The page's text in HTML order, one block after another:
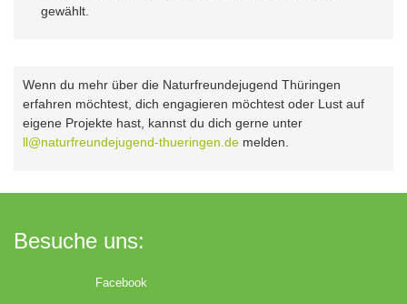
gewählt.
Wenn du mehr über die Naturfreundejugend Thüringen
erfahren möchtest, dich engagieren möchtest oder Lust auf
eigene Projekte hast, kannst du dich gerne unter
ll@naturfreundejugend-thueringen.de melden.
Besuche uns:
Facebook